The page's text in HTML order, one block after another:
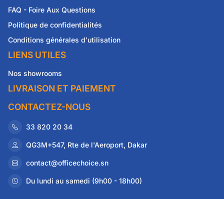
FAQ - Foire Aux Questions
Politique de confidentialités
Conditions générales d'utilisation
LIENS UTILES
Nos showrooms
LIVRAISON ET PAIEMENT
CONTACTEZ-NOUS
33 820 20 34
QG3M+547, Rte de l'Aeroport, Dakar
contact@officechoice.sn
Du lundi au samedi (9h00 - 18h00)